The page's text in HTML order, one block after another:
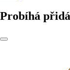
Probíhá